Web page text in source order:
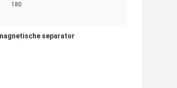
180
separator